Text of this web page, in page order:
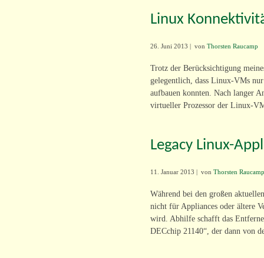
Linux
26. Juni 2013 | von Thorsten Raucamp
Trotz der Berücksichtigung
gelegentlich, dass Linux-VMs
aufbauen konnten. Nach langer
virtueller Prozessor der Linux-
Legacy Linux-
11. Januar 2013 von Thorsten Raucamp
Während bei den großen
nicht für Appliances oder ältere
wird. Abhilfe schafft das
DECchip 21140“, der dann von